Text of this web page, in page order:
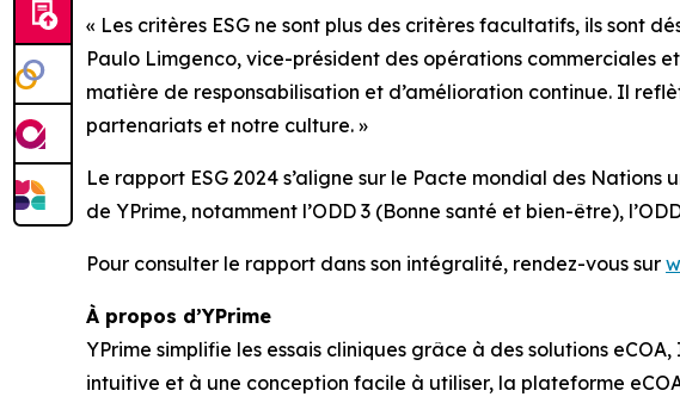
« Les critères ESG ne sont plus des critères facultatifs, ils sont
Paulo Limgenco, vice-président des opérations commerciales
matière de responsabilisation et d’amélioration continue. Il
partenariats et notre culture. »
Le rapport ESG 2024 s’aligne sur le Pacte mondial des
de YPrime, notamment l’ODD 3 (Bonne santé et bien-être),
Pour consulter le rapport dans son intégralité, rendez-vous sur
À propos d’YPrime
YPrime simplifie les essais cliniques grâce à des solutions
intuitive et à une conception facile à utiliser, la plateforme